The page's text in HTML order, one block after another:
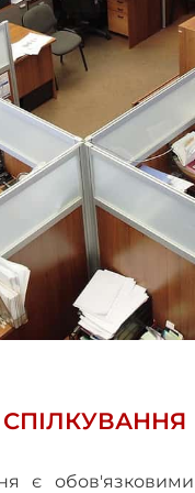
є обов'язковими